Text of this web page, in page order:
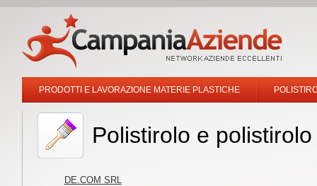
PRODOTTI E LAVORAZIONE MATERIE PLASTICHE
Polistirolo e
DE.COM SRL